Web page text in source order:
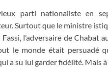
parti nationaliste en
Surtout que le ministre
l’adversaire de Chabat
le monde était persuadé
a su lui garder fidélité. Mais